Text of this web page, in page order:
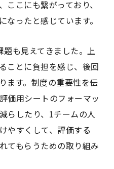
こにも繋がっており、
ったと感じています。
も見えてきました。上
ことに負担を感じ、後回
ます。制度の重要性を伝
価用シートのフォーマッ
らしたり、1チームの人
やすくして、評価する
てもらうための取り組み